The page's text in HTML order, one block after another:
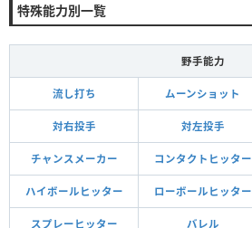
特殊能力別一覧
野手能力
流し打ち ムーンショット
対右投手 対左投手
チャンスメーカー コンタクトヒッター
ハイボールヒッター ローボールヒッター
スプレーヒッター バレル